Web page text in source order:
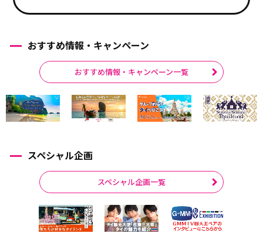
おすすめ情報・キャンペーン
おすすめ情報・キャンペーン一覧
スペシャル企画
スペシャル企画一覧